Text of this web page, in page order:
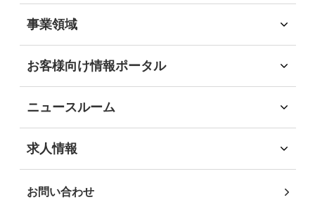
2022年(6)
2020年(3)
2019年 (4)
会社概要
会社沿革
環境
社会
経済
DEIB推進
沖縄JTB サステナビリティレポート2025
事業領域
ソリューション領域
自社企画・運営領域
お客様向け情報ポータル
自治体・行政機関のお客様
学校・教育機関のお客様
事業パートナーの皆様
ニュースルーム
求人情報
お問い合わせ